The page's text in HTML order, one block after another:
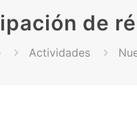
de
Actividades